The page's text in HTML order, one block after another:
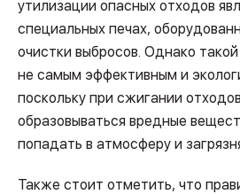
утилизации опасных отходов
специальных печах,
очистки выбросов. Однако
не самым эффективным и
поскольку при сжигании
образовываться вредные
попадать в атмосферу и
Также стоит отметить, что